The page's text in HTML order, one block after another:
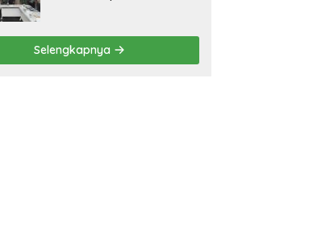
Selengkapnya